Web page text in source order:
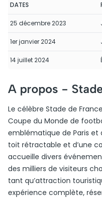
DATES
25 décembre 2023
1er janvier 2024
14 juillet 2024
A propos -
Le célèbre Stade de
Coupe du Monde de
emblématique de Paris et
toit rétractable et d’une
accueille divers
des milliers de visiteurs
tant qu’attraction
expérience complète,